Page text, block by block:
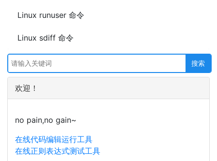
Linux runuser 命令
Linux sdiff 命令
欢迎！
no pain,no gain~
在线代码编辑运行工具
在线正则表达式测试工具